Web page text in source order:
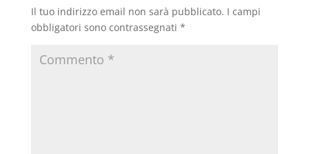
Il tuo indirizzo email non sarà pubblicato. I campi
obbligatori sono contrassegnati *